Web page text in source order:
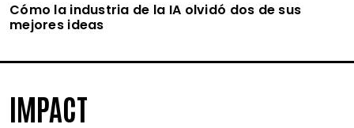
Cómo la industria de la IA olvidó dos de sus
mejores ideas
IMPACT